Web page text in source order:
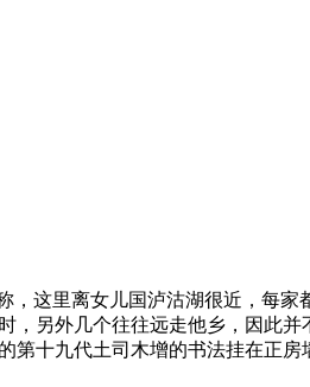
这里离女儿国泸沽湖很近，每家
，另外几个往往远走他乡，因此并
第十九代土司木增的书法挂在正房